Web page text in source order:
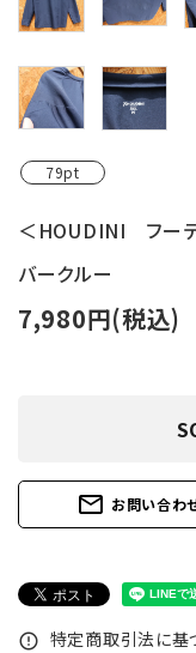
79pt
＜HOUDINI フー
バークルー
7,980円(税込)
mail_outline お問い合わ
error_outline 特定商取引法に基